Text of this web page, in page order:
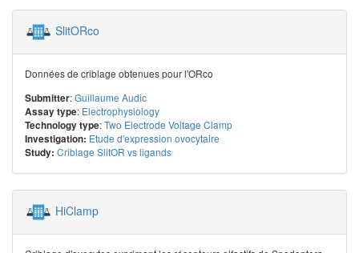
SlitORco
Données de criblage obtenues pour l'ORco
Submitter:Guillaume Audic
Assay type: Electrophysiology
Technology type:Two Electrode Voltage Clamp
Investigation: Etude d'expression ovocytaire
Study: Criblage SlitOR vs ligands
HiClamp